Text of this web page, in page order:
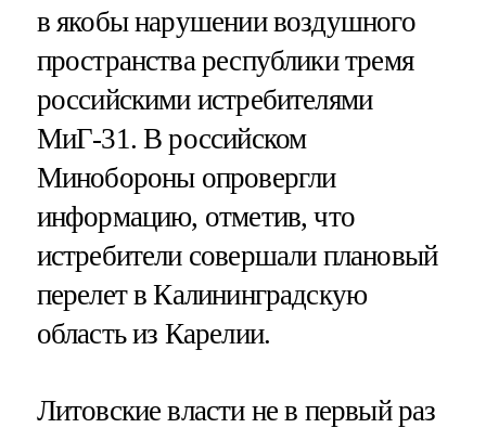
в якобы нарушении воздушного
пространства республики тремя
российскими истребителями
МиГ-31. В российском
Минобороны опровергли
информацию, отметив, что
истребители совершали плановый
перелет в Калининградскую
область из Карелии.
Литовские власти не в первый раз